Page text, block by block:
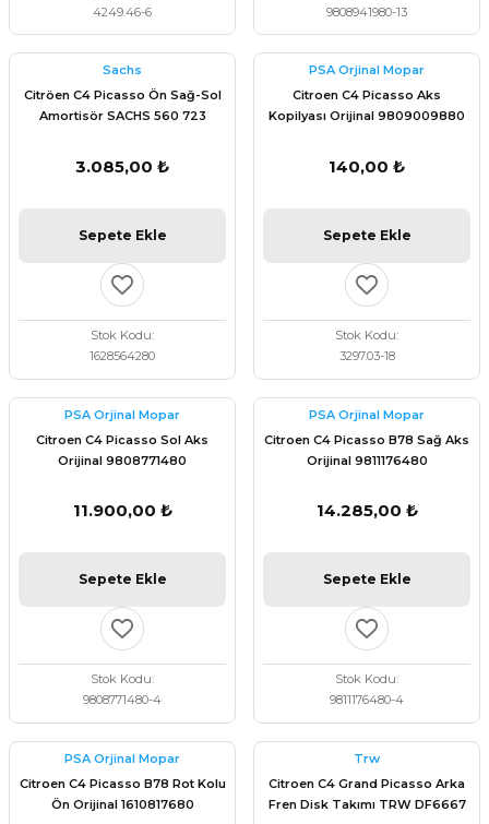
4249.46-6
9808941980-13
Sachs
Citröen C4 Picasso Ön Sağ-Sol
Amortisör SACHS 560 723
3.085,00 ₺
Sepete Ekle
Stok Kodu
1628564280
PSA Orjinal Mopar
Citroen C4 Picasso Aks
Kopilyası Orijinal 9809009880
140,00 ₺
Sepete Ekle
Stok Kodu
3297.03-18
PSA Orjinal Mopar
Citroen C4 Picasso Sol Aks
Orijinal 9808771480
11.900,00 ₺
Sepete Ekle
Stok Kodu
9808771480-4
PSA Orjinal Mopar
Citroen C4 Picasso B78 Sağ Aks
Orijinal 9811176480
14.285,00 ₺
Sepete Ekle
Stok Kodu
9811176480-4
PSA Orjinal Mopar
Citroen C4 Picasso B78 Rot Kolu
Ön Orijinal 1610817680
Trw
Citroen C4 Grand Picasso Arka
Fren Disk Takımı TRW DF6667